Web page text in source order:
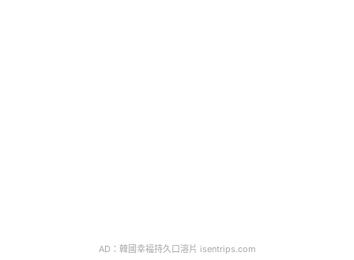
AD：韓國幸福持久口溶片 isentrips.com